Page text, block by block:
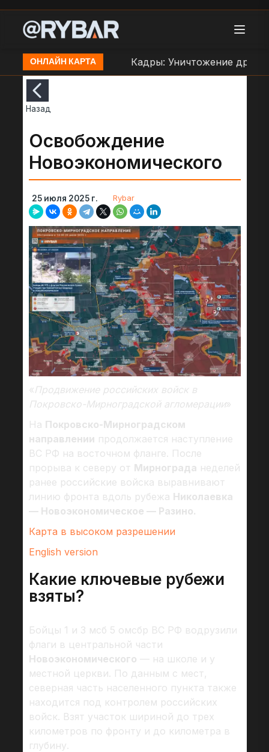
ОНЛАЙН КАРТА
ВСУ в Орехове Кадры: Уничтожение дроном
Назад
Освобождение
Новоэкономического
25 июля 2025 г. Rybar
«Продвижение российских войск в
Покровско-Мирноградской агломерации»
На Покровско-Мирноградском
направлении продолжается наступление
ВС РФ на восточном фланге. После
прорыва к северу от Мирнограда неделей
ранее российские войска выравнивают
линию фронта вдоль рубежа Николаевка
— Новоэкономическое — Разино.
Карта в высоком разрешении
English version
Какие ключевые рубежи
взяты?
Бойцы 1 и 3 мсб 5 омсбр ВС РФ водрузили
флаги в центральной части
Новоэкономического — на школе и у
местной церкви. По данным с мест,
северная часть населенного пункта также
находится под контролем российских
войск. Взят участок шириной до трех
километров по фронту и до километра в
глубину.